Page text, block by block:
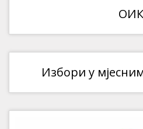
ОИК
Избори у